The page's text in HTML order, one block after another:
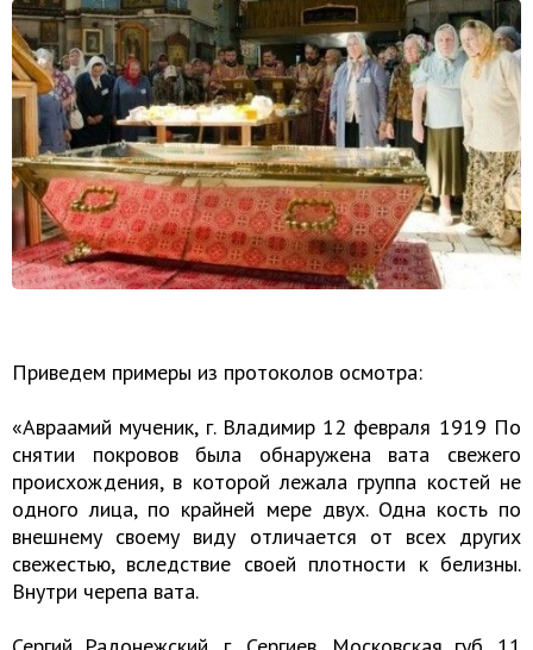
Приведем примеры из протоколов осмотра:
«Авраамий мученик, г. Владимир 12 февраля 1919 По
снятии покровов была обнаружена вата свежего
происхождения, в которой лежала группа костей не
одного лица, по крайней мере двух. Одна кость по
внешнему своему виду отличается от всех других
свежестью, вследствие своей плотности к белизны.
Внутри черепа вата.